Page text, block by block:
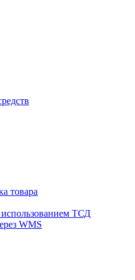
товара
ТСД
WMS